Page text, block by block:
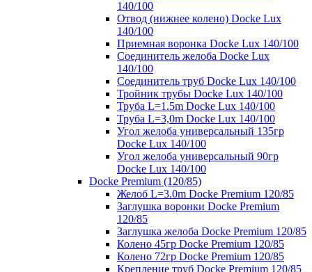
140/100
Отвод (нижнее колено) Docke Lux
140/100
Приемная воронка Docke Lux 140/100
Соединитель желоба Docke Lux
140/100
Соединитель труб Docke Lux 140/100
Тройник трубы Docke Lux 140/100
Труба L=1.5m Docke Lux 140/100
Труба L=3,0m Docke Lux 140/100
Угол желоба универсальный 135гр
Docke Lux 140/100
Угол желоба универсальный 90гр
Docke Lux 140/100
Docke Premium (120/85)
Желоб L=3.0m Docke Premium 120/85
Заглушка воронки Docke Premium
120/85
Заглушка желоба Docke Premium 120/85
Колено 45гр Docke Premium 120/85
Колено 72гр Docke Premium 120/85
Крепление труб Docke Premium 120/85